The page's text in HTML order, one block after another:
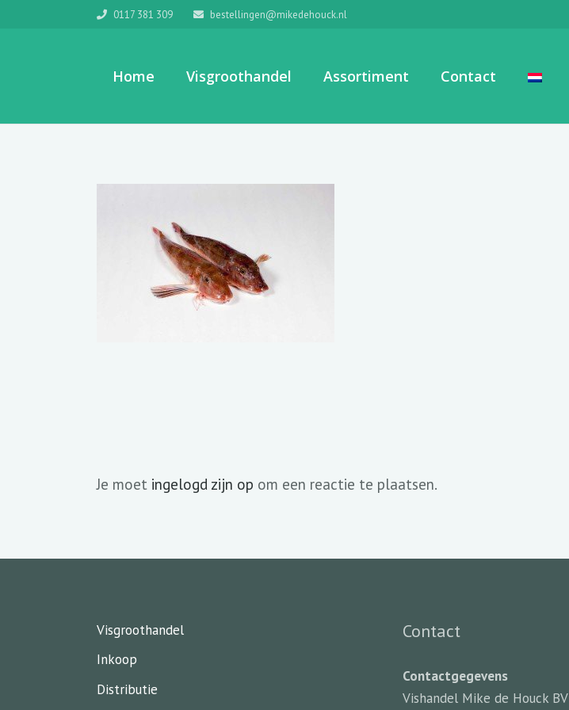
0117 381 309 bestellingen@mikedehouck.nl
Home Visgroothandel Assortiment Contact
Je moet ingelogd zijn op om een reactie te plaatsen.
Visgroothandel
Inkoop
Distributie
Contact
Contactgegevens
Vishandel Mike de Houck BV